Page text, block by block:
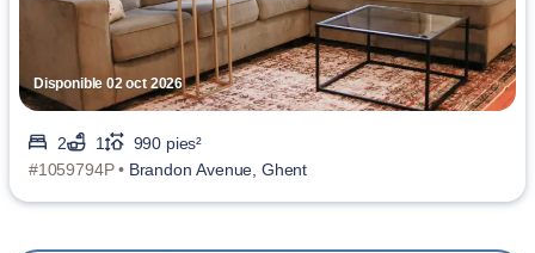
Disponible 02 oct 2026
2 1
990 pies²
#1059794P • Brandon Avenue, Ghent